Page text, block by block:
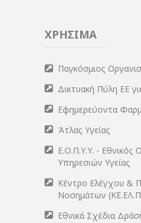
ΧΡΗΣΙΜΑ
Παγκόσμιος
Δικτυακή Πύλη ΕΕ
Εφημερεύοντα
Άτλας Υγείας
Ε.Ο.Π.Υ.Υ. - Εθνικός
Υπηρεσιών Υγείας
Κέντρο Ελέγχου &
Νοσημάτων
Εθνικά Σχέδια